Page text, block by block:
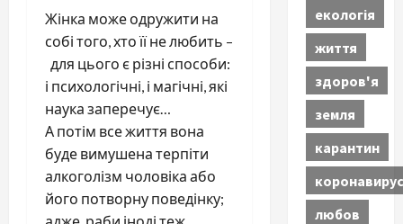
Жінка може одружити на
собі того, хто її не любить –
для цього є різні способи:
і психологічні, і магічні, які
наука заперечує…
А потім все життя вона
буде вимушена терпіти
алкоголізм чоловіка або
його потворну поведінку;
екологія
життя
здоров'я
земля
карантин
коронавирус
любов